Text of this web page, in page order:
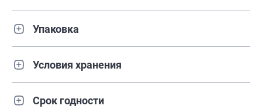
Упаковка
Условия хранения
Срок годности